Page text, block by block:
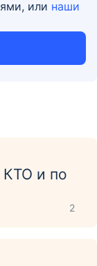
или наши
КТО и по
2